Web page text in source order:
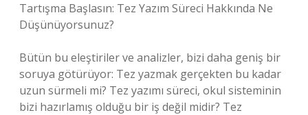
Tartışma Başlasın: Tez Yazım Süreci Hakkında Ne
Düşünüyorsunuz?
Bütün bu eleştiriler ve analizler, bizi daha geniş bir
soruya götürüyor: Tez yazmak gerçekten bu kadar
uzun sürmeli mi? Tez yazımı süreci, okul sisteminin
bizi hazırlamış olduğu bir iş değil midir? Tez